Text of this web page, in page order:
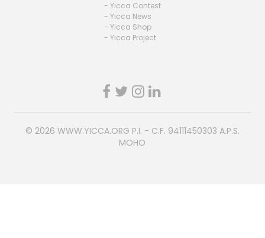
- Yicca Contest
- Yicca News
- Yicca Shop
- Yicca Project
© 2026 WWW.YICCA.ORG P.I. - C.F. 94111450303 A.P.S.
MOHO